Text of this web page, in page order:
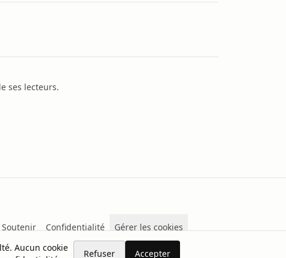
ses lecteurs.
Soutenir Confidentialité Gérer les cookies
Aucun cookie
Refuser Accepter